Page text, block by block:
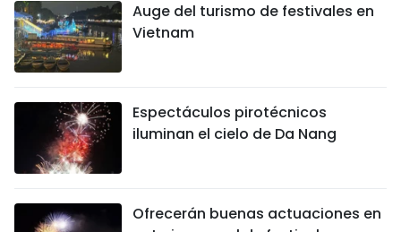
Auge del turismo de festivales en
Vietnam
Espectáculos pirotécnicos
iluminan el cielo de Da Nang
Ofrecerán buenas actuaciones en